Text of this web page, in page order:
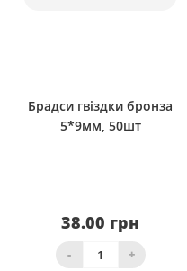
Брадси гвіздки бронза
5*9мм, 50шт
38.00 грн
- +